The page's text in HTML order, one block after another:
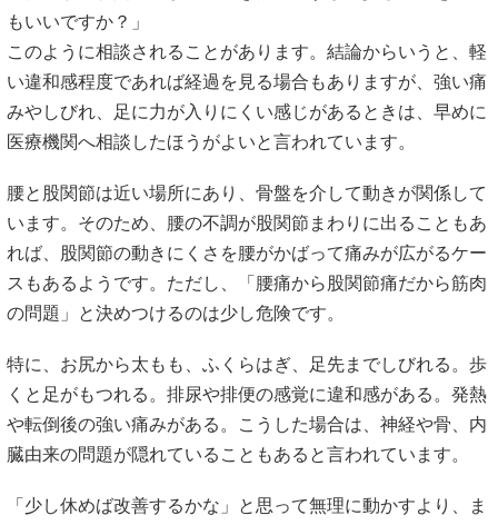
もいいですか？」
このように相談されることがあります。結論からいうと、軽
い違和感程度であれば経過を見る場合もありますが、強い痛
みやしびれ、足に力が入りにくい感じがあるときは、早めに
医療機関へ相談したほうがよいと言われています。
腰と股関節は近い場所にあり、骨盤を介して動きが関係して
います。そのため、腰の不調が股関節まわりに出ることもあ
れば、股関節の動きにくさを腰がかばって痛みが広がるケー
スもあるようです。ただし、「腰痛から股関節痛だから筋肉
の問題」と決めつけるのは少し危険です。
特に、お尻から太もも、ふくらはぎ、足先までしびれる。歩
くと足がもつれる。排尿や排便の感覚に違和感がある。発熱
や転倒後の強い痛みがある。こうした場合は、神経や骨、内
臓由来の問題が隠れていることもあると言われています。
「少し休めば改善するかな」と思って無理に動かすより、ま